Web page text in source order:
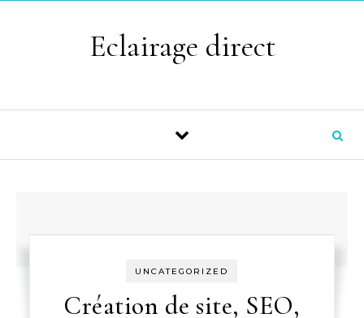
Eclairage direct
UNCATEGORIZED
Création de site, SEO,